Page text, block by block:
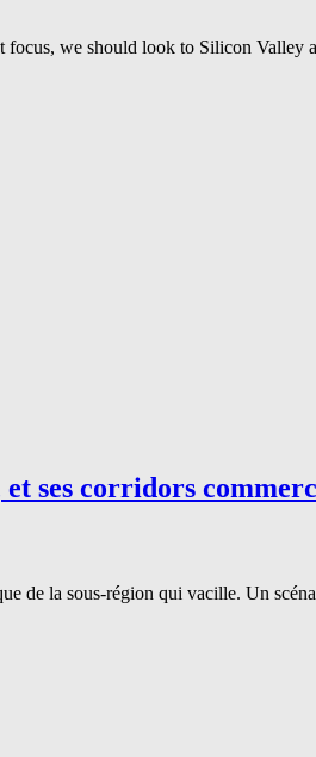
focus, we should look to Silicon Valley
ses corridors
de la sous-région qui vacille. Un